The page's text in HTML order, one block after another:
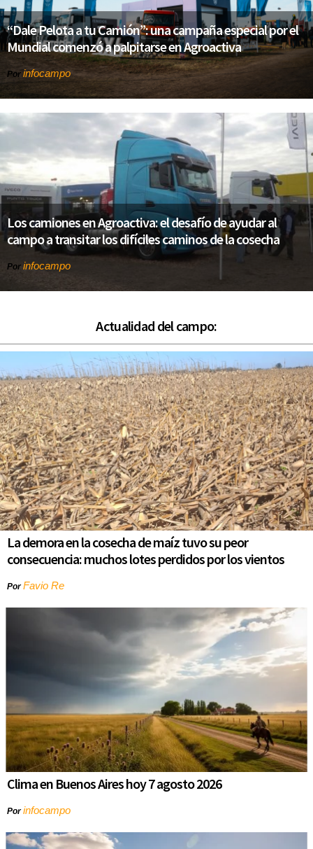
“Dale Pelota a tu Camión”: una campaña especial por el
Mundial comenzó a palpitarse en Agroactiva
Por infocampo
Los camiones en Agroactiva: el desafío de ayudar al
campo a transitar los difíciles caminos de la cosecha
Por infocampo
Actualidad del campo:
La demora en la cosecha de maíz tuvo su peor
consecuencia: muchos lotes perdidos por los vientos
PorFavio Re
Clima en Buenos Aires hoy 7 agosto 2026
Porinfocampo